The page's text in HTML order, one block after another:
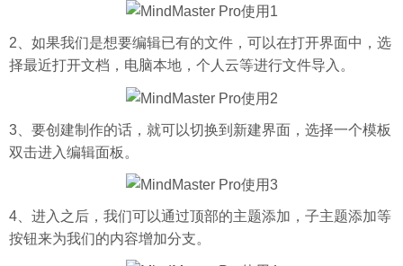
2、如果我们是想要编辑已有的文件，可以在打开界面中，选
择最近打开文档，电脑本地，个人云等进行文件导入。
3、要创建制作的话，就可以切换到新建界面，选择一个模板
双击进入编辑面板。
4、进入之后，我们可以通过顶部的主题添加，子主题添加等
按钮来为我们的内容增加分支。